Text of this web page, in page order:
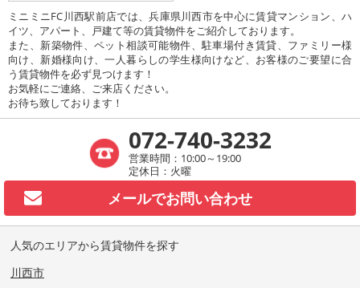
ミニミニFC川西駅前店では、兵庫県川西市を中心に賃貸マンション、ハ
イツ、アパート、戸建て等の賃貸物件をご紹介しております。
また、新築物件、ペット相談可能物件、駐車場付き賃貸、ファミリー様
向け、新婚様向け、一人暮らしの学生様向けなど、お客様のご要望に合
う賃貸物件を必ず見つけます！
お気軽にご連絡、ご来店ください。
お待ち致しております！
072-740-3232
営業時間：10:00～19:00
定休日：火曜
メールでお問い合わせ
人気のエリアから賃貸物件を探す
川西市